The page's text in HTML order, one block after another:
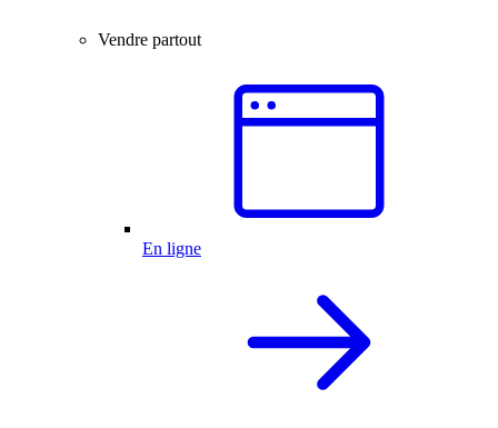
Vendre partout
En ligne